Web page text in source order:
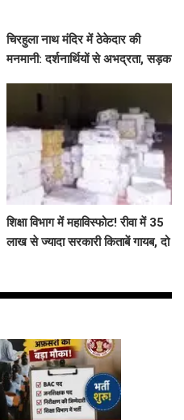
चिरहुला नाथ मंदिर में ठेकेदार की
मनमानी: दर्शनार्थियों से अभद्रता, सड़क
शिक्षा विभाग में महाविस्फोट! रीवा में 35
लाख से ज्यादा सरकारी किताबें गायब, दो